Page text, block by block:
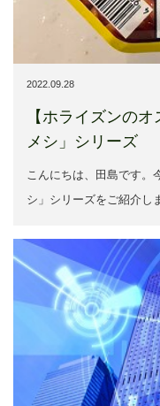
2022.09.28
【ホライズンの
メシ」シリーズ
こんにちは、田島です。
シ」シリーズをご紹介し